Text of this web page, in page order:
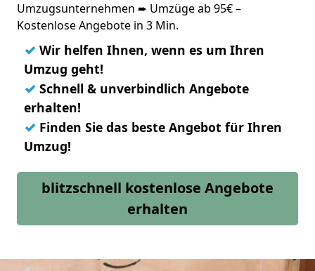
Umzugsunternehmen ➨ Umzüge ab 95€ –
Kostenlose Angebote in 3 Min.
✓ Wir helfen Ihnen, wenn es um Ihren
Umzug geht!
✓ Schnell & unverbindlich Angebote
erhalten!
✓ Finden Sie das beste Angebot für Ihren
Umzug!
blitzschnell kostenlose Angebote
erhalten